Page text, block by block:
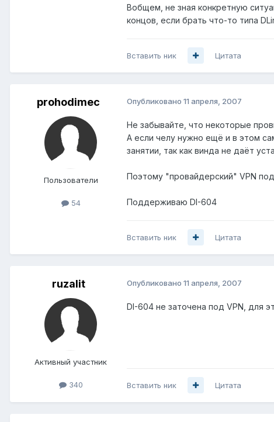
Вобщем, не зная конкретную
концов, если брать что-то типа
Вставить ник Цитата
prohodimec
Пользователи
54
Опубликовано 11 апреля, 2007
Не забывайте, что некоторые
А если челу нужно ещё и в этом
занятии, так как винда не даёт
Поэтому "провайдерский" VPN
Поддерживаю DI-604
Вставить ник Цитата
ruzalit
Активный участник
340
Опубликовано 11 апреля, 2007
DI-604 не заточена под VPN, для
Вставить ник Цитата